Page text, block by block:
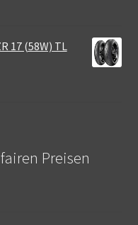
17 (58W) TL
Preisen